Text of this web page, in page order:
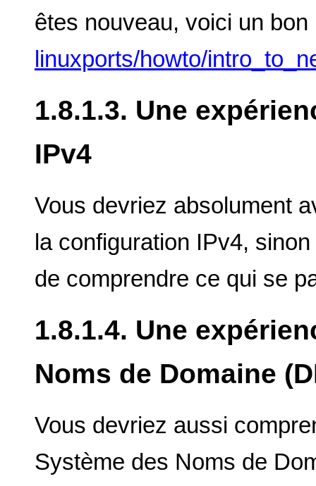
êtes nouveau, voici un
linuxports/howto/
1.8.1.3. Une
IPv4
Vous devriez absolument
la configuration IPv4,
de comprendre ce qui se
1.8.1.4. Une
Noms de Domaine
Vous devriez aussi
Système des Noms de